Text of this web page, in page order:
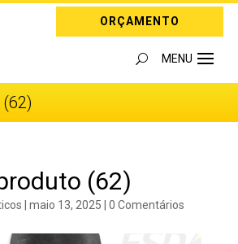
ORÇAMENTO
(62)
| maio 13, 2025 | 0 Comentários